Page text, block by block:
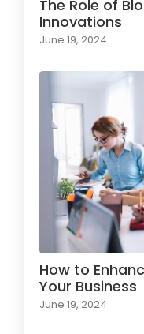
The Role of
Innovations
June 19, 2024
How to
Your Business
June 19, 2024